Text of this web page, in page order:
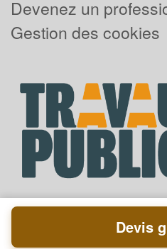
Devenez un
Gestion des cookies
Powered by
Devis